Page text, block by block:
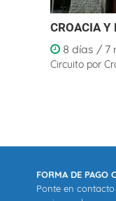
CROACIA Y
8 días / 7
Circuito por
FORMA DE PAGO
Ponte en